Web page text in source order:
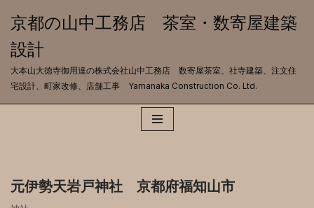
ン
テ
ン
京都の山中工務店 茶室・数寄屋建築
設計
大本山大徳寺御用達の株式会社山中工務店 数寄屋茶室、社寺建築、注文住
宅設計、町家改修、店舗工事 Yamanaka Construction Co. Ltd.
元伊勢天岩戸神社 京都府福知山市